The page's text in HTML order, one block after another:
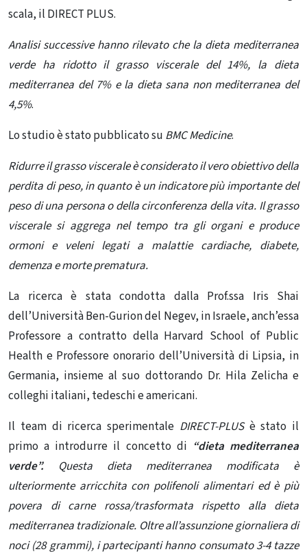
scala, il DIRECT PLUS.
Analisi successive hanno rilevato che la dieta mediterranea
verde ha ridotto il grasso viscerale del 14%, la dieta
mediterranea del 7% e la dieta sana non mediterranea del
4,5%.
Lo studio è stato pubblicato su BMC Medicine.
Ridurre il grasso viscerale è considerato il vero obiettivo della
perdita di peso, in quanto è un indicatore più importante del
peso di una persona o della circonferenza della vita. Il grasso
viscerale si aggrega nel tempo tra gli organi e produce
ormoni e veleni legati a malattie cardiache, diabete,
demenza e morte prematura.
La ricerca è stata condotta dalla Prof.ssa Iris Shai
dell’Università Ben-Gurion del Negev, in Israele, anch’essa
Professore a contratto della Harvard School of Public
Health e Professore onorario dell’Università di Lipsia, in
Germania, insieme al suo dottorando Dr. Hila Zelicha e
colleghi italiani, tedeschi e americani.
Il team di ricerca sperimentale DIRECT-PLUSè stato il
primo a introdurre il concetto di “dietamediterranea
verde”. Questa dieta mediterranea modificata è
ulteriormente arricchita con polifenoli alimentari ed è più
povera di carne rossa/trasformata rispetto alla dieta
mediterranea tradizionale. Oltre all’assunzione giornaliera di
noci (28 grammi), i partecipanti hanno consumato 3-4 tazze